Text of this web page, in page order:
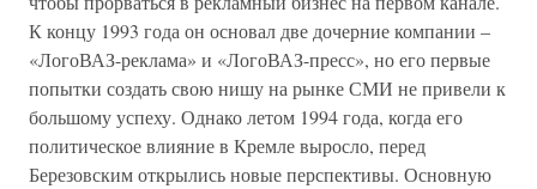
К концу 1993 года он основал две дочерние компании –
«ЛогоВАЗ-реклама» и «ЛогоВАЗ-пресс», но его первые
попытки создать свою нишу на рынке СМИ не привели к
большому успеху. Однако летом 1994 года, когда его
политическое влияние в Кремле выросло, перед
Березовским открылись новые перспективы. Основную